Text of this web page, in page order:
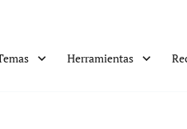
Herramientas